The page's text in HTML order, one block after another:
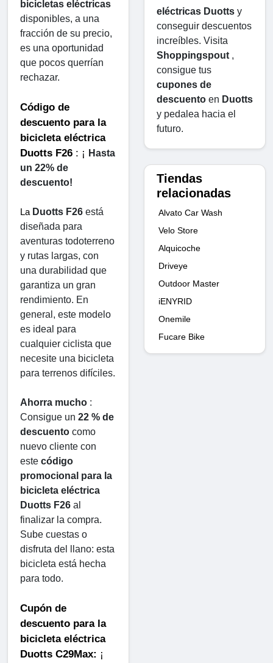
bicicletas eléctricas
disponibles, a una
fracción de su precio,
es una oportunidad
que pocos querrían
rechazar.
Código de
descuento para la
bicicleta eléctrica
Duotts ​​F26 : ¡ Hasta
un 22% de
descuento!
La Duotts ​​F26 está
diseñada para
aventuras todoterreno
y rutas largas, con
una durabilidad que
garantiza un gran
rendimiento. En
general, este modelo
es ideal para
cualquier ciclista que
necesite una bicicleta
para terrenos difíciles.
Ahorra mucho :
Consigue un 22 % de
descuento como
nuevo cliente con
este código
promocional para la
bicicleta eléctrica
Duotts ​​F26 al
finalizar la compra.
Sube cuestas o
disfruta del llano: esta
bicicleta está hecha
para todo.
Cupón de
descuento para la
bicicleta eléctrica
Duotts ​​C29Max:
eléctricas Duotts ​​y
conseguir descuentos
Shoppingspout ,
cupones de
descuento en Duotts
​​y pedalea hacia el
futuro.
Tiendas
relacionadas
Alvato Car Wash
Velo Store
Alquicoche
Driveye
Outdoor Master
iENYRID
Onemile
Fucare Bike